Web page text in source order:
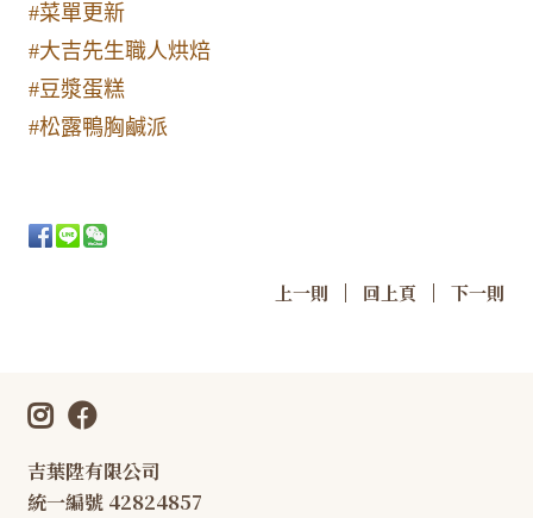
#菜單更新
#大吉先生職人烘焙
#豆漿蛋糕
#松露鴨胸鹹派
上一則 | 回上頁 |下一則
吉葉陞有限公司
統一編號 42824857